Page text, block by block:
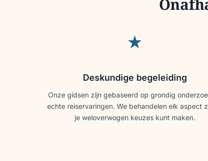
★
Deskundige begeleiding
Onze gidsen zijn gebaseerd op grondig
echte reiservaringen. We behandelen elk aspect
je weloverwogen keuzes kunt maken.